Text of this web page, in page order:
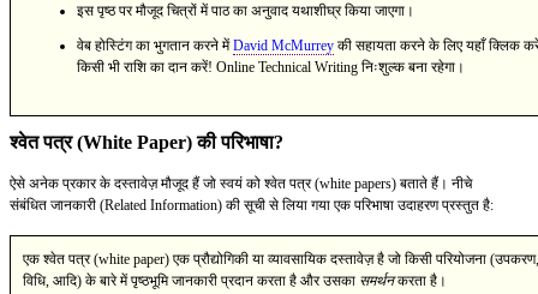
इस पृष्ठ पर मौजूद चित्रों में पाठ का अनुवाद यथाशीघ्र किया जाएगा।
वेब होस्टिंग का भुगतान करने मेंDavid McMurrey की सहायता करने के लिए यहाँ क्लिक
किसी भी राशि का दान करें! Online Technical Writing निःशुल्क बना रहेगा।
श्वेत पत्र (White Paper) की परिभाषा?
ऐसे अनेक प्रकार के दस्तावेज़ मौजूद हैं जो स्वयं को श्वेत पत्र (white papers) बताते हैं। नीचे
संबंधित जानकारी (Related Information) की सूची से लिया गया एक परिभाषा उदाहरण प्रस्तुत है:
एक श्वेत पत्र (white paper) एक प्रौद्योगिकी या व्यावसायिक दस्तावेज़ है जो किसी परियोजना (उपकरण,
विधि, आदि) के बारे में पृष्ठभूमि जानकारी प्रदान करता है और उसका समर्थनकरता है।